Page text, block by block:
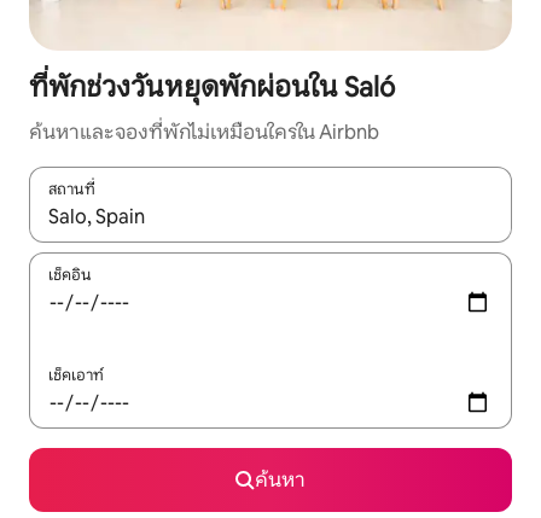
ที่พักช่วงวันหยุดพักผ่อนใน Saló
ค้นหาและจองที่พักไม่เหมือนใครใน Airbnb
สถานที่
ใช้ลูกศรขึ้นลง หรือใช้การสัมผัสหรือปัด เพื่อสำรวจผลการค้นหา
เช็คอิน
เช็คเอาท์
ค้นหา